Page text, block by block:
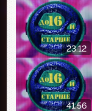
23:12
41:56